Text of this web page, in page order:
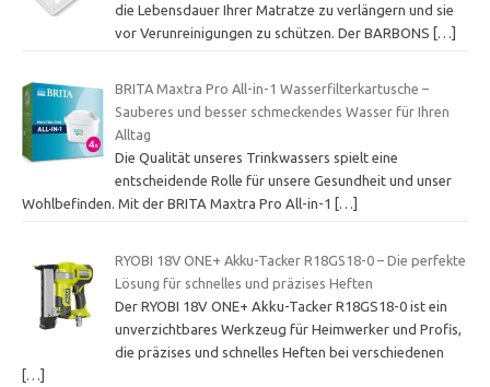
die Lebensdauer Ihrer Matratze zu verlängern und sie
vor Verunreinigungen zu schützen. Der BARBONS
[…]
BRITA Maxtra Pro All-in-1 Wasserfilterkartusche –
Sauberes und besser schmeckendes Wasser für Ihren
Alltag
Die Qualität unseres Trinkwassers spielt eine
entscheidende Rolle für unsere Gesundheit und unser
Wohlbefinden. Mit der BRITA Maxtra Pro All-in-1
[…]
RYOBI 18V ONE+ Akku-Tacker R18GS18-0 – Die perfekte
Lösung für schnelles und präzises Heften
Der RYOBI 18V ONE+ Akku-Tacker R18GS18-0 ist ein
unverzichtbares Werkzeug für Heimwerker und Profis,
die präzises und schnelles Heften bei verschiedenen
[…]